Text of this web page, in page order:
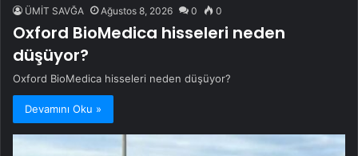
ÜMİT SAVĞA Ağustos 8, 2026 0 0
Oxford BioMedica hisseleri neden
düşüyor?
Oxford BioMedica hisseleri neden düşüyor?
Devamını Oku »